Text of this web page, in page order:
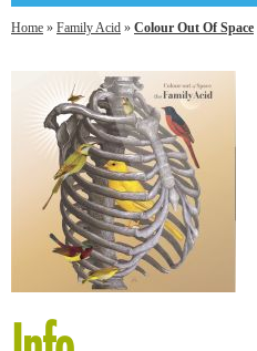
Home » Family Acid » Colour Out Of Space